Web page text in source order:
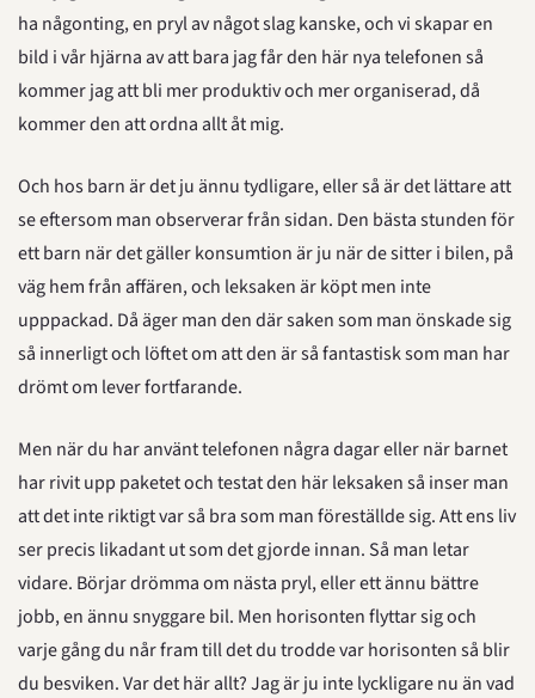
ha någonting, en pryl av något slag kanske, och vi skapar en
bild i vår hjärna av att bara jag får den här nya telefonen så
kommer jag att bli mer produktiv och mer organiserad, då
kommer den att ordna allt åt mig.
Och hos barn är det ju ännu tydligare, eller så är det lättare att
se eftersom man observerar från sidan. Den bästa stunden för
ett barn när det gäller konsumtion är ju när de sitter i bilen, på
väg hem från affären, och leksaken är köpt men inte
upppackad. Då äger man den där saken som man önskade sig
så innerligt och löftet om att den är så fantastisk som man har
drömt om lever fortfarande.
Men när du har använt telefonen några dagar eller när barnet
har rivit upp paketet och testat den här leksaken så inser man
att det inte riktigt var så bra som man föreställde sig. Att ens liv
ser precis likadant ut som det gjorde innan. Så man letar
vidare. Börjar drömma om nästa pryl, eller ett ännu bättre
jobb, en ännu snyggare bil. Men horisonten flyttar sig och
varje gång du når fram till det du trodde var horisonten så blir
du besviken. Var det här allt? Jag är ju inte lyckligare nu än vad